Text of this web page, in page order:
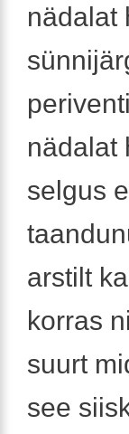
nädalat
nädalat
selgus
arstilt
korras
suurt
see